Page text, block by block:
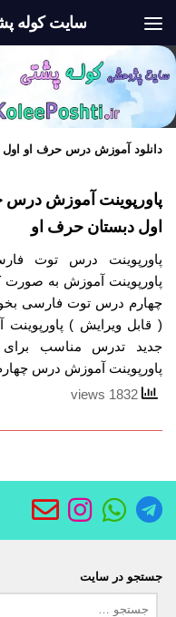
سایت کوله
دانلود آموزش درس حرف او اول
پاورپوینت آموزش درس
اول دبستان حرف او
پاورپوینت درس توت
پاورپوینت آموزش به
چهارم درس توت فارسی
( قابل ویرایش )
جدید تدرس مناسب
پاورپوینت آموزش درس
جستجو در سایت